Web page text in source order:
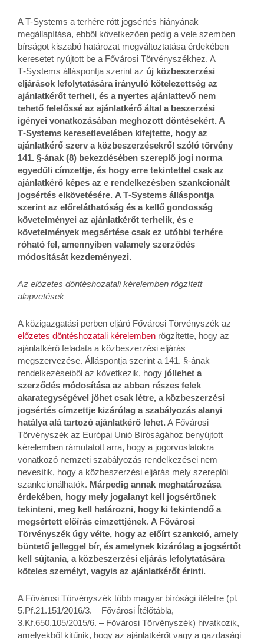
A T-Systems a terhére rótt jogsértés hiányának
megállapítása, ebből következően pedig a vele szemben
bírságot kiszabó határozat megváltoztatása érdekében
keresetet nyújtott be a Fővárosi Törvényszékhez. A
T‑Systems álláspontja szerint az új közbeszerzési
eljárások lefolytatására irányuló kötelezettség az
ajánlatkérőt terheli, és a nyertes ajánlattevő nem
tehető felelőssé az ajánlatkérő által a beszerzési
igényei vonatkozásában meghozott döntésekért. A
T‑Systems keresetlevelében kifejtette, hogy az
ajánlatkérő szerv a közbeszerzésekről szóló törvény
141. §‑ának (8) bekezdésében szereplő jogi norma
egyedüli címzettje, és hogy erre tekintettel csak az
ajánlatkérő képes az e rendelkezésben szankcionált
jogsértés elkövetésére. A T‑Systems álláspontja
szerint az előreláthatóság és a kellő gondosság
követelményei az ajánlatkérőt terhelik, és e
követelmények megsértése csak ez utóbbi terhére
róható fel, amennyiben valamely szerződés
módosítását kezdeményezi.
Az előzetes döntéshozatali kérelemben rögzített
alapvetések
A közigazgatási perben eljáró Fővárosi Törvényszék az
előzetes döntéshozatali kérelemben rögzítette, hogy az
ajánlatkérő feladata a közbeszerzési eljárás
megszervezése. Álláspontja szerint a 141. §‑ának
rendelkezéseiből az következik, hogy jóllehet a
szerződés módosítása az abban részes felek
akarategységével jöhet csak létre, a közbeszerzési
jogsértés címzettje kizárólag a szabályozás alanyi
hatálya alá tartozó ajánlatkérő lehet.A Fővárosi
Törvényszék az Európai Unió Bíróságához benyújtott
kérelemben rámutatott arra, hogy a jogorvoslatokra
vonatkozó nemzeti szabályozás rendelkezései nem
nevesítik, hogy a közbeszerzési eljárás mely szereplői
szankcionálhatók. Márpedig annak meghatározása
érdekében, hogy mely jogalanyt kell jogsértőnek
tekinteni, meg kell határozni, hogy ki tekintendő a
megsértett előírás címzettjének. A Fővárosi
Törvényszék úgy vélte, hogy az előírt szankció, amely
büntető jelleggel bír, és amelynek kizárólag a jogsértőt
kell sújtania, a közbeszerzési eljárás lefolytatására
köteles személyt, vagyis az ajánlatkérőt érinti.
A Fővárosi Törvényszék több magyar bírósági ítéletre (pl.
5.Pf.21.151/2016/3. – Fővárosi Ítélőtábla,
3.Kf.650.105/2015/6. – Fővárosi Törvényszék) hivatkozik,
amelyekből kitűnik, hogy az ajánlatkérőt vagy a gazdasági